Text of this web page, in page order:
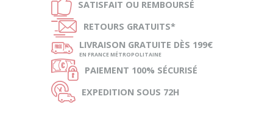
SATISFAIT OU REMBOURSÉ
Ñ RETOURS GRATUITS*
ø LIVRAISON GRATUITE DÈS 199€
EN FRANCE MÉTROPOLITAINE
Ø PAIEMENT 100% SÉCURISÉ
Ù EXPEDITION SOUS 72H